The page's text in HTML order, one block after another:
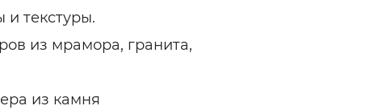
текстуры.
из мрамора, гранита,
из камня